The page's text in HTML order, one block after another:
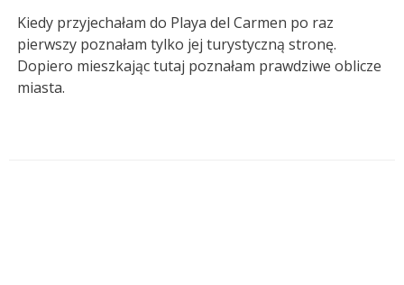
Kiedy przyjechałam do Playa del Carmen po raz
pierwszy poznałam tylko jej turystyczną stronę.
Dopiero mieszkając tutaj poznałam prawdziwe oblicze
miasta.